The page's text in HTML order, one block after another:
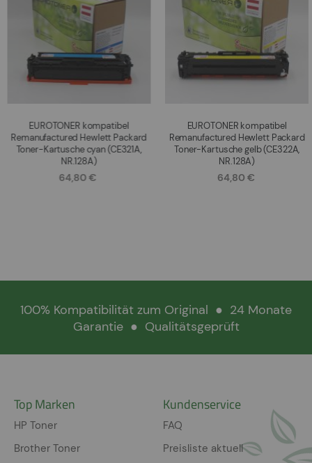
EUROTONER kompatibel
Remanufactured Hewlett Packard
Toner-Kartusche cyan (CE321A,
NR.128A)
64,80 €
EUROTONER kompatibel
Remanufactured Hewlett Packard
Toner-Kartusche gelb (CE322A,
NR.128A)
64,80 €
100% Kompatibilität zum Original ● 24 Monate
Garantie ● Qualitätsgeprüft
Top Marken
HP Toner
Brother Toner
Kundenservice
FAQ
Preisliste aktuell